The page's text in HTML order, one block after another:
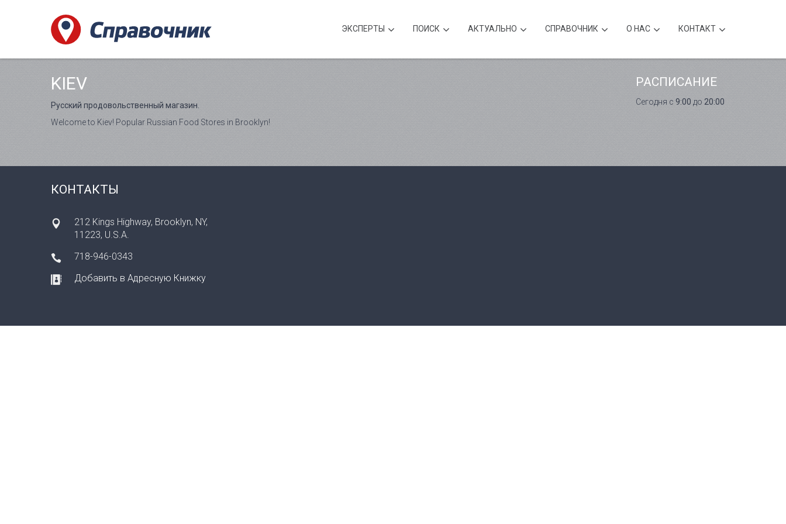
ЭКСПЕРТЫ ПОИСК АКТУАЛЬНО CПРАВОЧНИК О НАС КОНТАКТ
KIEV
Русский продовольственный магазин.
Welcome to Kiev! Popular Russian Food Stores in Brooklyn!
РАСПИСАНИЕ
Сегодня с 9:00 до 20:00
КОНТАКТЫ
212 Kings Highway, Brooklyn, NY,
11223, U.S.A.
718-946-0343
Добавить в Адресную Книжку